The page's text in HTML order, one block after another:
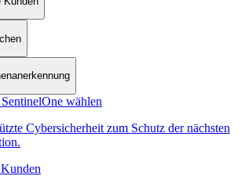
wählen
Cybersicherheit zum Schutz der nächsten